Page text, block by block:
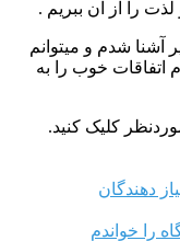
لذت را از ان ببریم .
آشنا شدم و میتوانم
اتفاقات خوب را به
کلیک کنید.
دهندگان
را خواندم